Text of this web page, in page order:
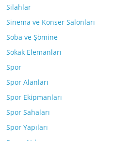
Silahlar
Sinema ve Konser Salonları
Soba ve Şömine
Sokak Elemanları
Spor
Spor Alanları
Spor Ekipmanları
Spor Sahaları
Spor Yapıları